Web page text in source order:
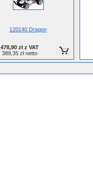
120140 Dragon
478,90 zł z VAT
389,35 zł netto